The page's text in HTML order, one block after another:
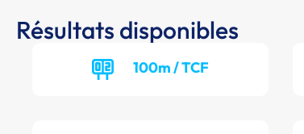
Résultats disponibles
100m / TCF